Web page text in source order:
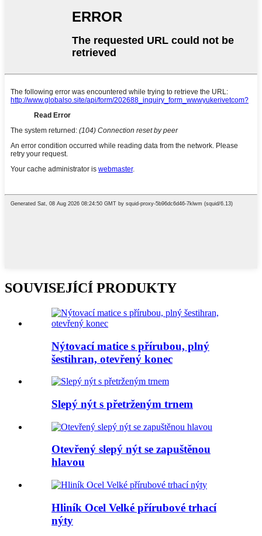
SOUVISEJÍCÍ PRODUKTY
Nýtovací matice s přírubou, plný
šestihran, otevřený konec
Slepý nýt s přetrženým trnem
Otevřený slepý nýt se zapuštěnou
hlavou
Hliník Ocel Velké přírubové trhací
nýty